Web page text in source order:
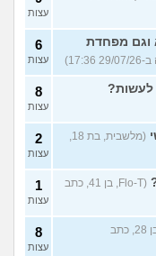
עצות
וגם מפחדת
6
עצות
לעשות? 8
עצות
(מלשבית, בת 18,
2
עצות
(Flo-T, בן 41, כתב
1
עצות
(נשוי, בן 28, כתב
8
עצות